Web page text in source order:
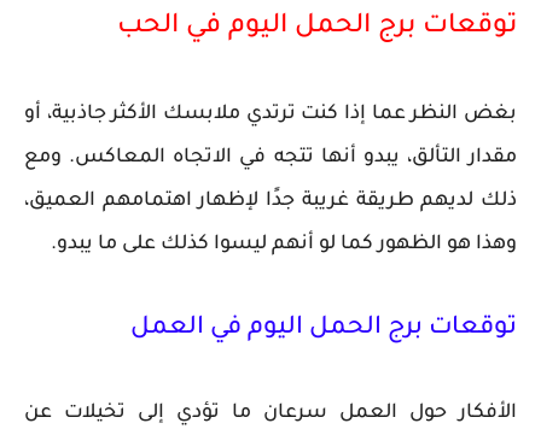
توقعات برج الحمل اليوم في الحب
بغض النظر عما إذا كنت ترتدي ملابسك الأكثر جاذبية، أو
مقدار التألق، يبدو أنها تتجه في الاتجاه المعاكس. ومع
ذلك لديهم طريقة غريبة جدًا لإظهار اهتمامهم العميق،
وهذا هو الظهور كما لو أنهم ليسوا كذلك على ما يبدو.
توقعات برج الحمل اليوم في العمل
الأفكار حول العمل سرعان ما تؤدي إلى تخيلات عن